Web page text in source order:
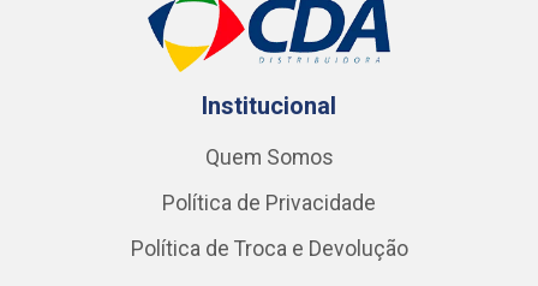
Institucional
Quem Somos
Política de Privacidade
Política de Troca e Devolução